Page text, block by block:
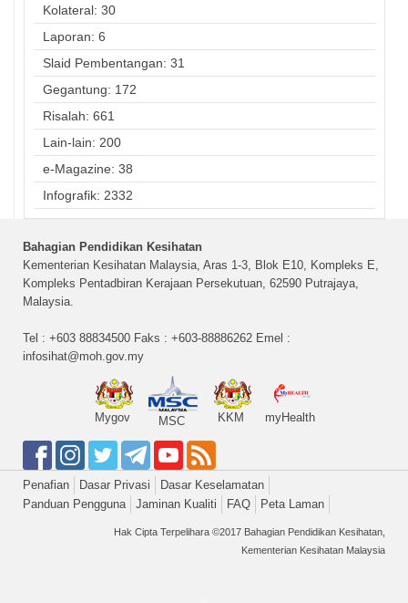
Kolateral: 30
Laporan: 6
Slaid Pembentangan: 31
Gegantung: 172
Risalah: 661
Lain-lain: 200
e-Magazine: 38
Infografik: 2332
Bahagian Pendidikan Kesihatan
Kementerian Kesihatan Malaysia, Aras 1-3, Blok E10, Kompleks E,
Kompleks Pentadbiran Kerajaan Persekutuan, 62590 Putrajaya,
Malaysia.
Tel : +603 88834500 Faks : +603-88886262 Emel :
infosihat@moh.gov.my
Mygov MSC KKM myHealth
Penafian Dasar Privasi
Dasar Keselamatan
Panduan Pengguna
Jaminan Kualiti FAQ Peta Laman
Hak Cipta Terpelihara ©2017 Bahagian Pendidikan Kesihatan,
Kementerian Kesihatan Malaysia